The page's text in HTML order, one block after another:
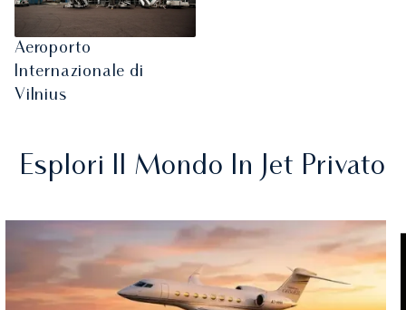
Aeroporto
Internazionale di
Vilnius
Esplori Il Mondo In Jet Privato